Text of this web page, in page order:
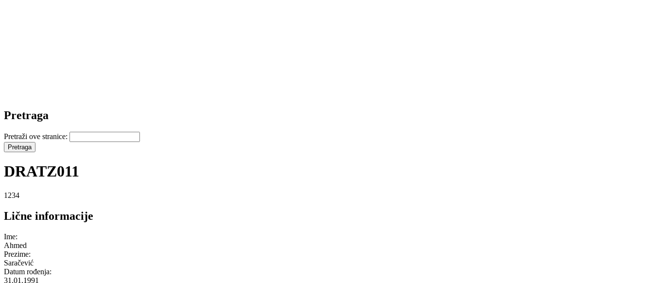
Pretraga
Pretraži ove stranice:
DRATZ011
1234
Lične informacije
Ime:
Ahmed
Prezime:
Saračević
Datum rođenja:
31.01.1991